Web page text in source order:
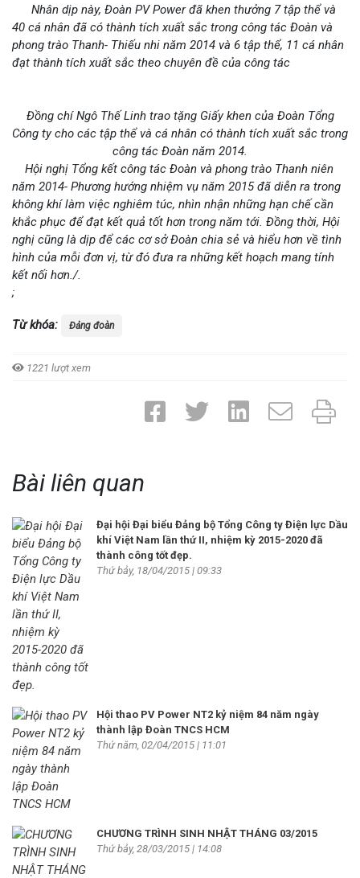
Nhân dịp này, Đoàn PV Power đã khen thưởng 7 tập thể và
40 cá nhân đã có thành tích xuất sắc trong công tác Đoàn và
phong trào Thanh- Thiếu nhi năm 2014 và 6 tập thể, 11 cá nhân
đạt thành tích xuất sắc theo chuyên đề của công tác
Đồng chí Ngô Thế Linh trao tặng Giấy khen của Đoàn Tổng
Công ty cho các tập thể và cá nhân có thành tích xuất sắc trong
công tác Đoàn năm 2014.
Hội nghị Tổng kết công tác Đoàn và phong trào Thanh niên
năm 2014- Phương hướng nhiệm vụ năm 2015 đã diễn ra trong
không khí làm việc nghiêm túc, nhìn nhận những hạn chế cần
khắc phục để đạt kết quả tốt hơn trong năm tới. Đồng thời, Hội
nghị cũng là dịp để các cơ sở Đoàn chia sẻ và hiểu hơn về tình
hình của mỗi đơn vị, từ đó đưa ra những kết hoạch mang tính
kết nối hơn./.
;
Từ khóa: Đảng đoàn
1221 lượt xem
Bài liên quan
Đại hội Đại biểu Đảng bộ Tổng Công ty Điện lực Dầu
khí Việt Nam lần thứ II, nhiệm kỳ 2015-2020 đã
thành công tốt đẹp.
Thứ bảy, 18/04/2015 | 09:33
Hội thao PV Power NT2 kỷ niệm 84 năm ngày
thành lập Đoàn TNCS HCM
Thứ năm, 02/04/2015 | 11:01
CHƯƠNG TRÌNH SINH NHẬT THÁNG 03/2015
Thứ bảy, 28/03/2015 | 14:08